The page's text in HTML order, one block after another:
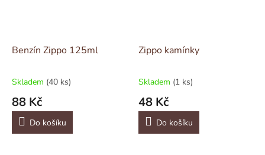
Benzín Zippo 125ml
Skladem (40 ks)
88 Kč
Do košíku
Zippo kamínky
Skladem (1 ks)
48 Kč
Do košíku